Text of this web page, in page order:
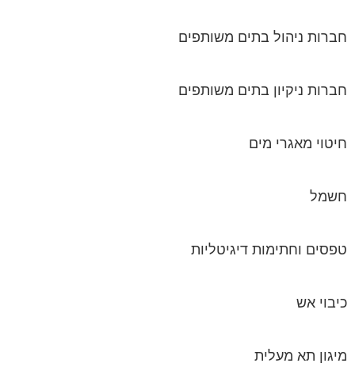
חברות ניהול בתים משותפים
חברות ניקיון בתים משותפים
חיטוי מאגרי מים
חשמל
טפסים וחתימות דיגיטליות
כיבוי אש
מיגון תא מעלית